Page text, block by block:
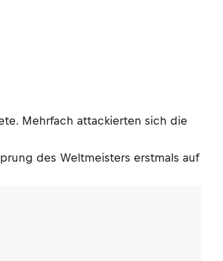
Mehrfach attackierten sich die
des Weltmeisters erstmals auf